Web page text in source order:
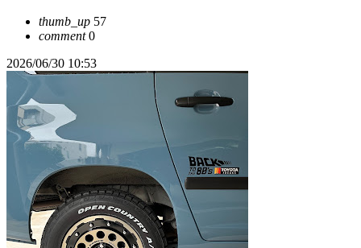
thumb_up 57
comment0
2026/06/30 10:53